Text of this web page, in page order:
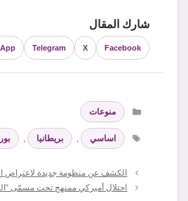
شارك المقال
Facebook
X
Telegram
التصنيفات
منوعات
الوسوم
اساسي , بريطانيا ,
الكشف عن منظومة جديدة لاعتراض
احتلال أميركي ممنهج تحت مسمّى